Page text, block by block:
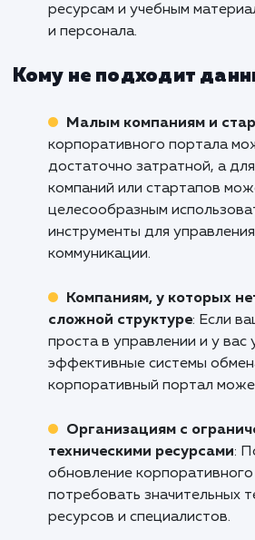
Корпоративный портал
эффективное
сотрудниками, а также
Компаниям с
Если ваш персонал
или даже в разных
портал может стать
могут обмениваться
проектами.
Университетам и
образовательным
Корпоративные порталы
централизованный
ресурсам и учебным
и персонала.
Кому не подходит